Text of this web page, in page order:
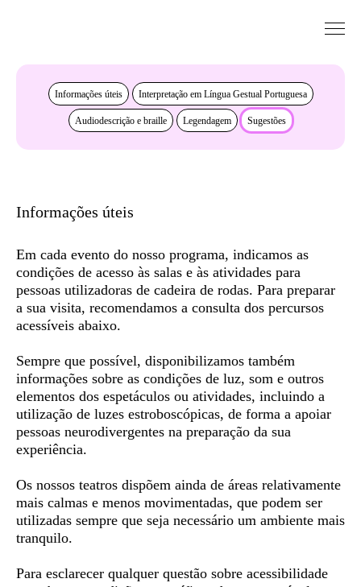
Informações úteis Interpretação em Língua Gestual Portuguesa
Audiodescrição e braille Legendagem Sugestões
Informações úteis
Em cada evento do nosso programa, indicamos as
condições de acesso às salas e às atividades para
pessoas utilizadoras de cadeira de rodas. Para preparar
a sua visita, recomendamos a consulta dos percursos
acessíveis abaixo.
Sempre que possível, disponibilizamos também
informações sobre as condições de luz, som e outros
elementos dos espetáculos ou atividades, incluindo a
utilização de luzes estroboscópicas, de forma a apoiar
pessoas neurodivergentes na preparação da sua
experiência.
Os nossos teatros dispõem ainda de áreas relativamente
mais calmas e menos movimentadas, que podem ser
utilizadas sempre que seja necessário um ambiente mais
tranquilo.
Para esclarecer qualquer questão sobre acessibilidade